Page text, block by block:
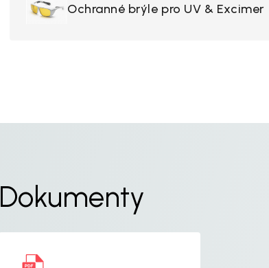
Ochranné brýle pro UV & Excimer
Dokumenty